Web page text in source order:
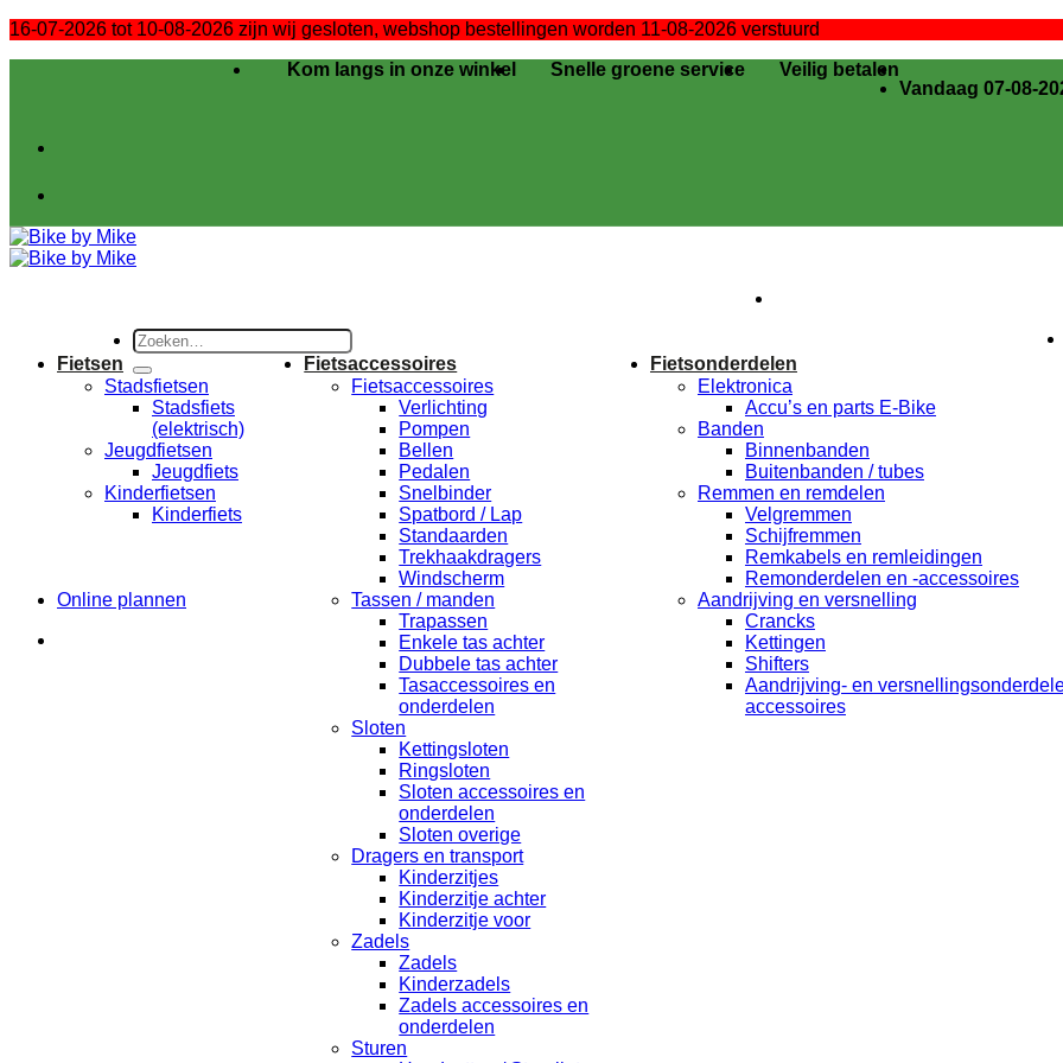
16-07-2026 tot 10-08-2026 zijn wij gesloten, webshop bestellingen worden 11-08-2026 verstuurd
Kom langs in onze winkel Snelle groene service
Veilig betalen
Vandaag 07-08-
Zoeken
naar:
Online plannen
Fietsen
Stadsfietsen
Stadsfiets
(elektrisch)
Jeugdfietsen
Jeugdfiets
Kinderfietsen
Kinderfiets
Fietsaccessoires
Fietsaccessoires
Verlichting
Pompen
Bellen
Pedalen
Snelbinder
Spatbord / Lap
Standaarden
Trekhaakdragers
Windscherm
Tassen / manden
Trapassen
Enkele tas achter
Dubbele tas achter
Tasaccessoires en
onderdelen
Sloten
Kettingsloten
Ringsloten
Sloten accessoires en
onderdelen
Sloten overige
Dragers en transport
Kinderzitjes
Kinderzitje achter
Kinderzitje voor
Zadels
Zadels
Kinderzadels
Zadels accessoires en
onderdelen
Sturen
Fietsonderdelen
Elektronica
Accu’s en parts E-Bike
Banden
Binnenbanden
Buitenbanden / tubes
Remmen en remdelen
Velgremmen
Schijfremmen
Remkabels en remleidingen
Remonderdelen en -accessoires
Aandrijving en versnelling
Crancks
Kettingen
Shifters
Aandrijving- en
accessoires